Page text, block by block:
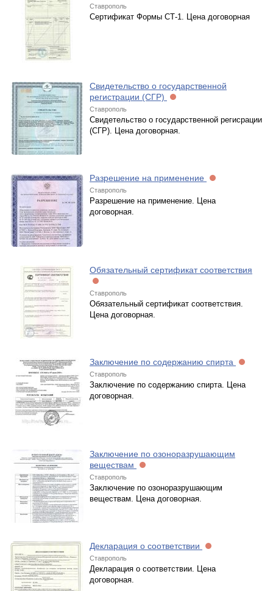
Ставрополь
Сертификат Формы СТ-1. Цена договорная
Свидетельство о государственной
регистрации (СГР)
Ставрополь
Свидетельство о государственной регисрации
(СГР). Цена договорная.
Разрешение на применение
Ставрополь
Разрешение на применение. Цена
договорная.
Обязательный сертификат соответствия
Ставрополь
Обязательный сертификат соответствия.
Цена договорная.
Заключение по содержанию спирта
Ставрополь
Заключение по содержанию спирта. Цена
договорная.
Заключение по озоноразрушающим
веществам
Ставрополь
Заключение по озоноразрушающим
веществам. Цена договорная.
Декларация о соответствии
Ставрополь
Декларация о соответствии. Цена
договорная.